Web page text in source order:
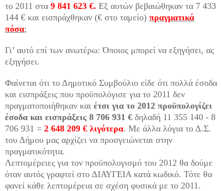
το 2011 στα 9 841 623 €. Εξ αυτών βεβαιώθηκαν τα 7 433
144 € και εισπράχθηκαν (€ στο ταμείο) πραγματικά
πόσα;
Γι’ αυτό επί των ανωτέρω: Όποιος μπορεί να εξηγήσει, ας
εξηγήσει.
Φαίνεται ότι το Δημοτικό Συμβούλιο είδε ότι πολλά έσοδα
και εισπράξεις που προϋπολόγισε για το 2011 δεν
πραγματοποιήθηκαν και έτσι για το 2012 προϋπολογίζει
έσοδα και εισπράξεις 8 706 931 € δηλαδή 11 355 140 - 8
706 931 = 2 648 209 € λιγότερα. Με άλλα λόγια το Δ.Σ.
του Δήμου μας αρχίζει να προσγειώνεται στην
πραγματικότητα.
Λεπτομέρειες για τον προϋπολογισμό του 2012 θα δούμε
όταν αυτός γραφτεί στο ΔΙΑΥΓΕΙΑ κατά κωδικό. Τότε θα
φανεί κάθε λεπτομέρεια σε σχέση φυσικά με το 2011.